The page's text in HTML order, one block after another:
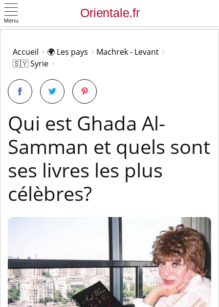
Menu
Accueil 🌍 Les pays
Machrek - Levant
🇸🇾 Syrie
Qui est Ghada Al-
Samman et quels sont
ses livres les plus
célèbres?